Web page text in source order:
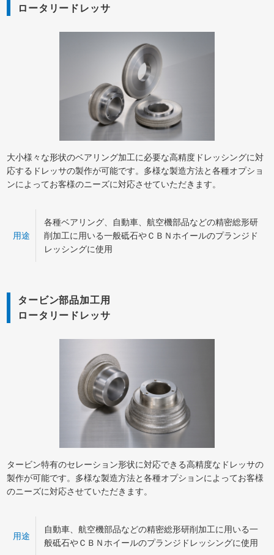
ロータリードレッサ
大小様々な形状のベアリング加工に必要な高精度ドレッシングに対
応するドレッサの製作が可能です。多様な製造方法と各種オプショ
ンによってお客様のニーズに対応させていただきます。
用途
各種ベアリング、自動車、航空機部品などの精密総形研
削加工に用いる一般砥石やＣＢＮホイールのプランジド
レッシングに使用
タービン部品加工用
ロータリードレッサ
タービン特有のセレーション形状に対応できる高精度なドレッサの
製作が可能です。多様な製造方法と各種オプションによってお客様
のニーズに対応させていただきます。
用途
自動車、航空機部品などの精密総形研削加工に用いる一
般砥石やＣＢＮホイールのプランジドレッシングに使用